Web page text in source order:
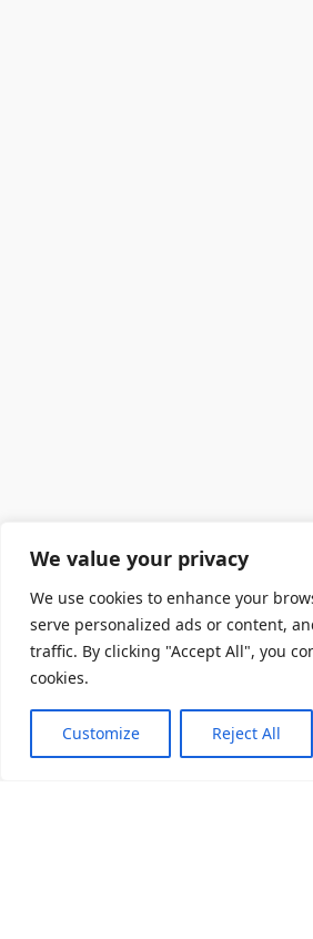
We value your privacy
We use cookies to enhance your
serve personalized ads or content,
traffic. By clicking "Accept All", you
cookies.
Customize Reject All